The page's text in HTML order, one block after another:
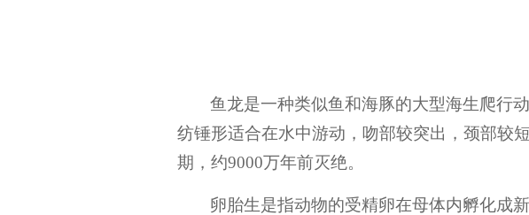
鱼龙是一种类似鱼和海豚的大型海生爬行
纺锤形适合在水中游动，吻部较突出，颈部较
期，约9000万年前灭绝。
卵胎生是指动物的受精卵在母体内孵化成